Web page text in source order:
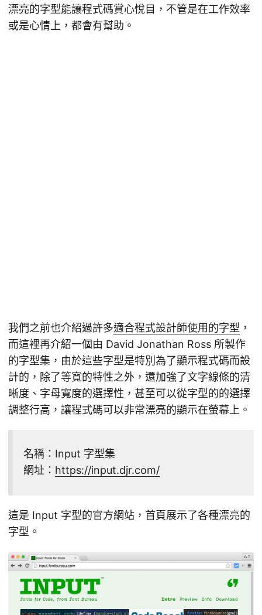
漂亮的字型能讓程式碼賞心悅目，不管是在工作效率
或是心情上，都會有幫助。
我們之前也介紹過許多適合程式設計師使用的字型 ，
而這裡再介紹一個由 David Jonathan Ross 所製作
的字型集，由於這些字型是特別為了顯示程式碼而設
計的，除了等寬的特性之外，還加強了文字線條的清
晰度、字母寬度的選擇性，甚至可以從字型的的選擇
調整行高，讓程式碼可以非常漂亮的顯示在螢幕上。
名稱：Input 字型集
網址： https://input.djr.com/
這是 Input 字型的官方網站，首頁展示了各種漂亮的
字型。